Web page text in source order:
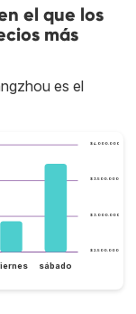
el que los
más
es el
$ 2.500.000
$ 3.000.000
$ 3.500.000
$ 4.000.000
sábado